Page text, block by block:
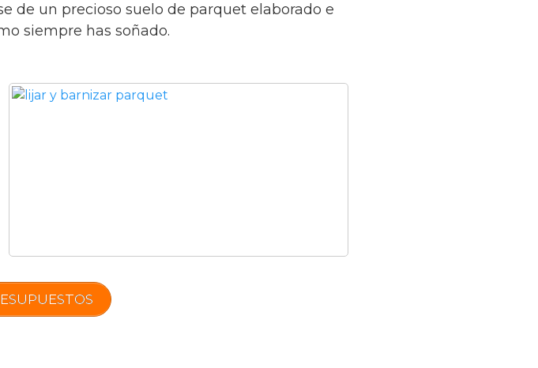
de un precioso suelo de parquet elaborado e
siempre has soñado.